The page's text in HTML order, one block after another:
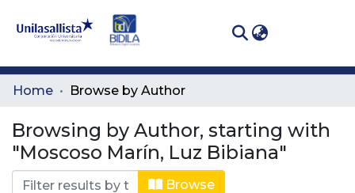
Communities
All of DSpace
Home Browse by Author
Browsing by Author, starting with
"Moscoso Marín, Luz Bibiana"
Browse